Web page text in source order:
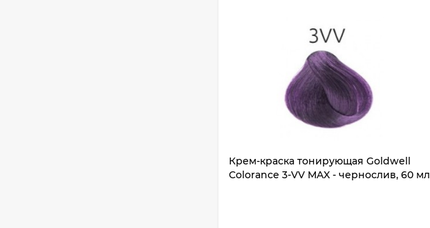
Крем-краска тонирующая Goldwell
Colorance 3-VV MAX - чернослив, 60 мл